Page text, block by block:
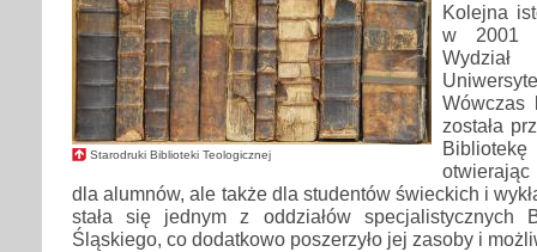
Starodruki Biblioteki Teologicznej
Kolejna
w 2001
Wówczas
została
dla alumnów, ale także dla studentów świeckich i
stała się jednym z oddziałów specjalistycznych
Śląskiego, co dodatkowo poszerzyło jej zasoby i